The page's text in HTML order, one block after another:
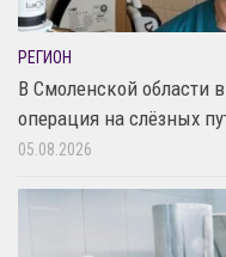
РЕГИОН
В Смоленской области
операция на слёзных
05.08.2026